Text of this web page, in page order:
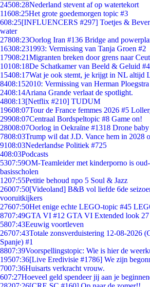
24508:28Nederland stevent af op watertekort
11608:25Het grote goedemorgen topic #3
608:25[INFLUENCERS #297] Toetjes &
water
27808:23Oorlog Iran #136 Bridge and
16308:231993: Vermissing van Tanja Groen #2
17908:21Migranten breken door grens naar
10108:18De Schatkamer van Beeld & Geluid #4
15408:17Wat je ook stemt, je krijgt in NL altijd
8408:152010: Vermissing van Herman Ploegstra
2408:14Ariana Grande verlaat de spotlight.
4808:13[Netflix #210] TUDUM
19608:07Tour de France femmes 2026 #5
29908:07Centraal Bordspeltopic #8 Game on!
28008:07Oorlog in Oekraïne #1318 Drone
7808:03Trump wil dat J.D. Vance hem in 2028
9108:03Nederlandse Politiek #725
408:03Podcasts
5307:59OM-Teamleider met kinderporno is
basisscholen
1207:55Petitie behoud npo 5 Soul & Jazz
26007:50[Videoland] B&B vol liefde 6de
vooruitkijkers
27607:50Het enige echte LEGO-topic #45
8707:49GTA VI #12 GTA VI Extended look
5807:43Eeuwig voortleven
26707:43Totale zonsverduistering 12-08-2026
Spanje) #1
8807:39Voorspellingstopic: Wie is hier de
19507:36[Live Eredivisie #1786] We zijn
7007:36Huisarts verkracht vrouw.
607:27Hoeveel geld spendeer jij aan je